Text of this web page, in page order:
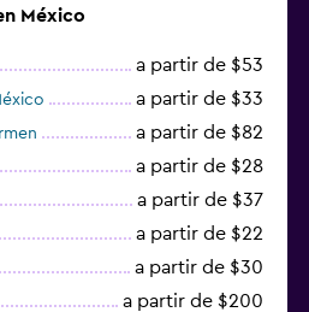
México
a partir de $53
a partir de $33
a partir de $82
a partir de $28
a partir de $37
a partir de $22
a partir de $30
a partir de $200